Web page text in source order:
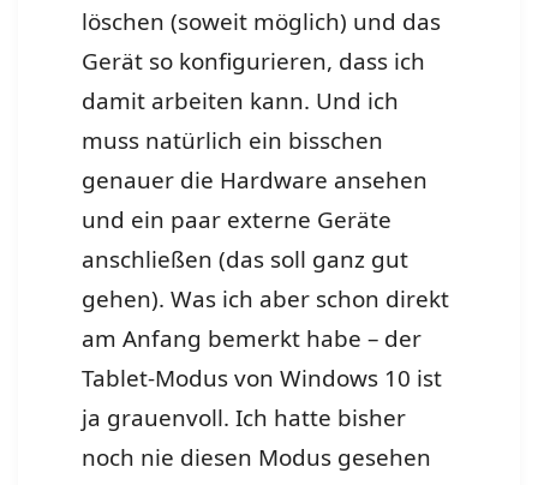
löschen (soweit möglich) und das
Gerät so konfigurieren, dass ich
damit arbeiten kann. Und ich
muss natürlich ein bisschen
genauer die Hardware ansehen
und ein paar externe Geräte
anschließen (das soll ganz gut
gehen). Was ich aber schon direkt
am Anfang bemerkt habe – der
Tablet-Modus von Windows 10 ist
ja grauenvoll. Ich hatte bisher
noch nie diesen Modus gesehen